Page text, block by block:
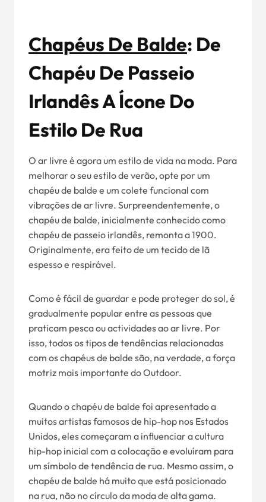
Chapéus De Balde: De
Chapéu De Passeio
Irlandês A Ícone Do
Estilo De Rua
O ar livre é agora um estilo de vida na moda. Para
melhorar o seu estilo de verão, opte por um
chapéu de balde e um colete funcional com
vibrações de ar livre. Surpreendentemente, o
chapéu de balde, inicialmente conhecido como
chapéu de passeio irlandês, remonta a 1900.
Originalmente, era feito de um tecido de lã
espesso e respirável.
Como é fácil de guardar e pode proteger do sol, é
gradualmente popular entre as pessoas que
praticam pesca ou actividades ao ar livre. Por
isso, todos os tipos de tendências relacionadas
com os chapéus de balde são, na verdade, a força
motriz mais importante do Outdoor.
Quando o chapéu de balde foi apresentado a
muitos artistas famosos de hip-hop nos Estados
Unidos, eles começaram a influenciar a cultura
hip-hop inicial com a colocação e evoluíram para
um símbolo de tendência de rua. Mesmo assim, o
chapéu de balde há muito que está posicionado
na rua, não no círculo da moda de alta gama.